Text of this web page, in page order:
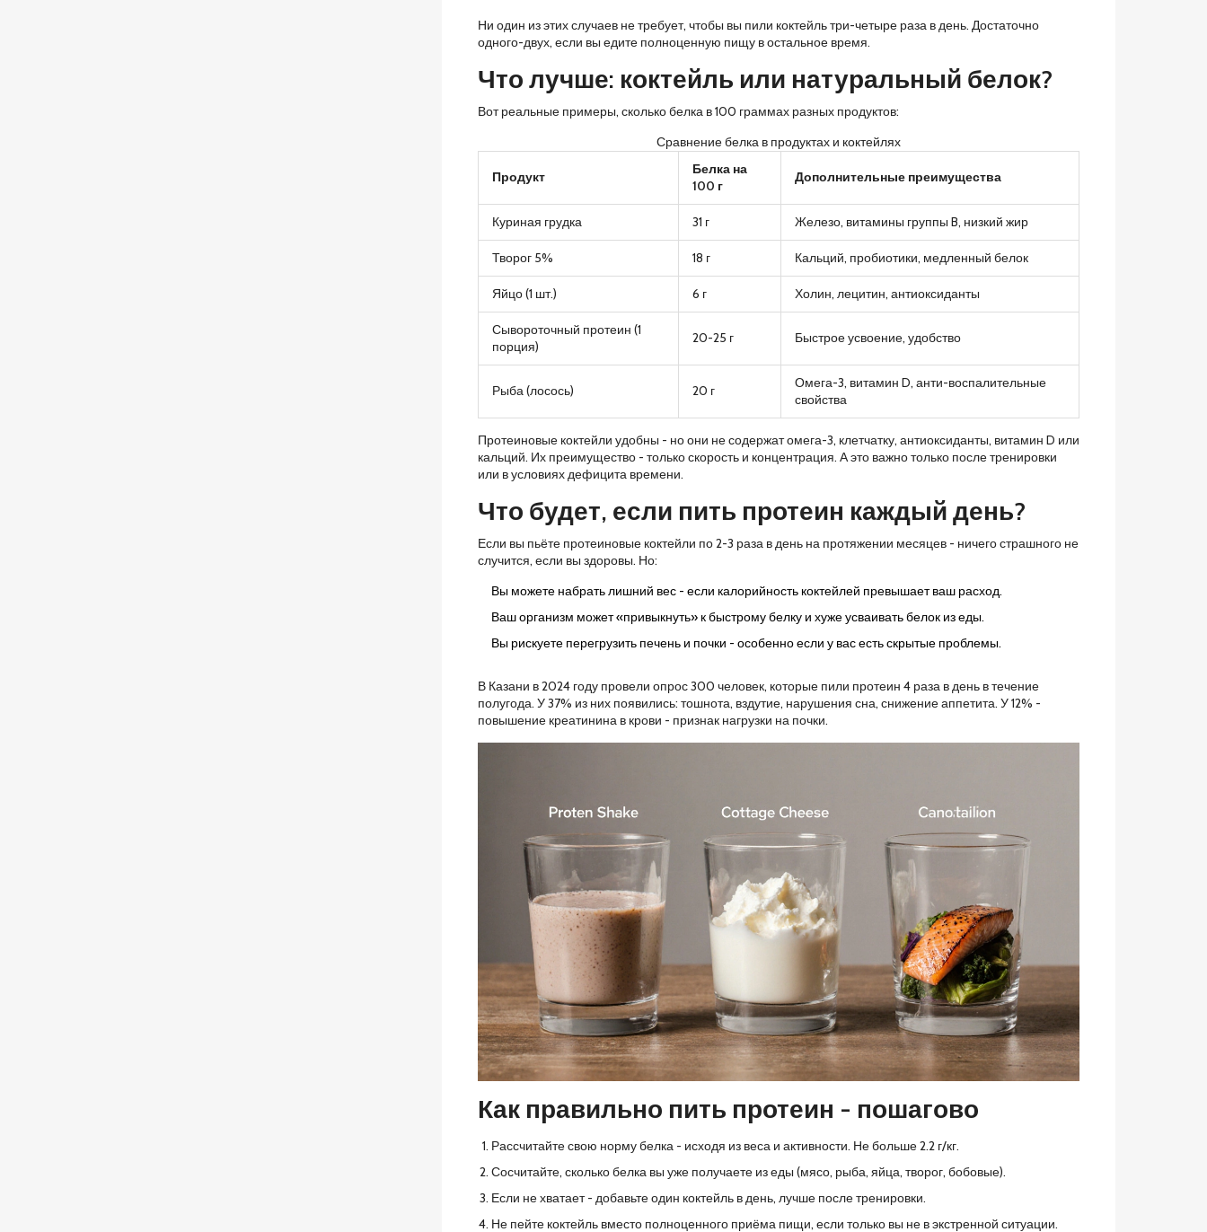
Ни один из этих случаев не требует, чтобы вы пили коктейль три-четыре раза в день. Достаточно
одного-двух, если вы едите полноценную пищу в остальное время.
Что лучше: коктейль или натуральный белок?
Вот реальные примеры, сколько белка в 100 граммах разных продуктов:
Сравнение белка в продуктах и коктейлях
Продукт
Белка на
100 г
Дополнительные преимущества
Куриная грудка 31 г Железо, витамины группы B, низкий жир
Творог 5% 18 г Кальций, пробиотики, медленный белок
Яйцо (1 шт.) 6 г Холин, лецитин, антиоксиданты
Сывороточный протеин (1
порция)
20-25 г Быстрое усвоение, удобство
Рыба (лосось) 20 г
Омега-3, витамин D, анти-воспалительные
свойства
Протеиновые коктейли удобны - но они не содержат омега-3, клетчатку, антиоксиданты, витамин D или
кальций. Их преимущество - только скорость и концентрация. А это важно только после тренировки
или в условиях дефицита времени.
Что будет, если пить протеин каждый день?
Если вы пьёте протеиновые коктейли по 2-3 раза в день на протяжении месяцев - ничего страшного не
случится, если вы здоровы. Но:
Вы можете набрать лишний вес - если калорийность коктейлей превышает ваш расход.
Ваш организм может «привыкнуть» к быстрому белку и хуже усваивать белок из еды.
Вы рискуете перегрузить печень и почки - особенно если у вас есть скрытые проблемы.
В Казани в 2024 году провели опрос 300 человек, которые пили протеин 4 раза в день в течение
полугода. У 37% из них появились: тошнота, вздутие, нарушения сна, снижение аппетита. У 12% -
повышение креатинина в крови - признак нагрузки на почки.
Как правильно пить протеин - пошагово
Рассчитайте свою норму белка - исходя из веса и активности. Не больше 2.2 г/кг.
Сосчитайте, сколько белка вы уже получаете из еды (мясо, рыба, яйца, творог, бобовые).
Если не хватает - добавьте один коктейль в день, лучше после тренировки.
Не пейте коктейль вместо полноценного приёма пищи, если только вы не в экстренной ситуации.